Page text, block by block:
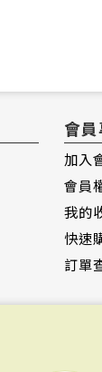
會
加入
會員
我的
快速
訂單